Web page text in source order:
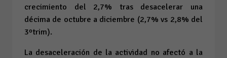
crecimiento del 2,7% tras desacelerar una
décima de octubre a diciembre (2,7% vs 2,8% del
3ºtrim).
La desaceleración de la actividad no afectó a la